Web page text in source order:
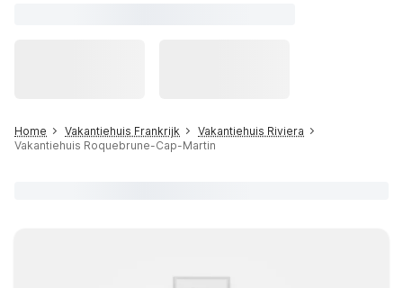
Home Vakantiehuis Frankrijk
Vakantiehuis Riviera
Vakantiehuis Roquebrune-Cap-Martin